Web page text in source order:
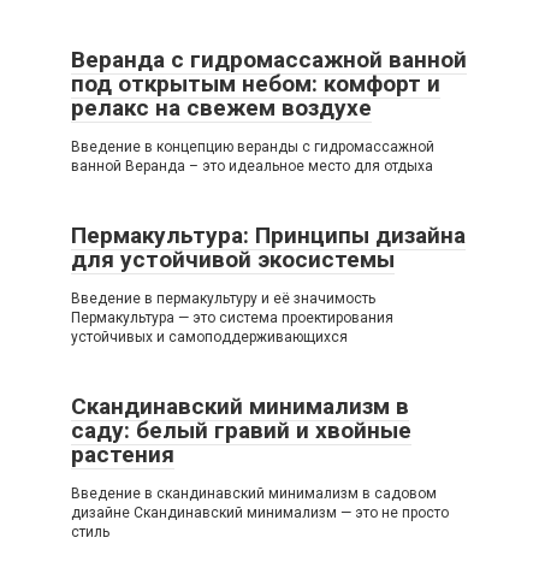
Веранда с гидромассажной ванной
под открытым небом: комфорт и
релакс на свежем воздухе
Введение в концепцию веранды с гидромассажной
ванной Веранда – это идеальное место для отдыха
Пермакультура: Принципы дизайна
для устойчивой экосистемы
Введение в пермакультуру и её значимость
Пермакультура — это система проектирования
устойчивых и самоподдерживающихся
Скандинавский минимализм в
саду: белый гравий и хвойные
растения
Введение в скандинавский минимализм в садовом
дизайне Скандинавский минимализм — это не просто
стиль